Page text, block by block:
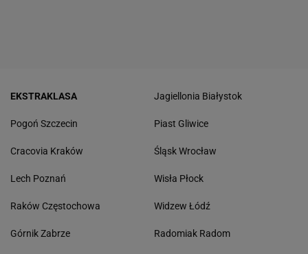
EKSTRAKLASA
Pogoń Szczecin
Cracovia Kraków
Lech Poznań
Raków Częstochowa
Górnik Zabrze
Jagiellonia Białystok
Piast Gliwice
Śląsk Wrocław
Wisła Płock
Widzew Łódź
Radomiak Radom